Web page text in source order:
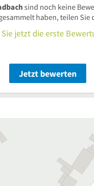
sind noch keine
haben, teilen
Sie jetzt die erste
Jetzt bewerten